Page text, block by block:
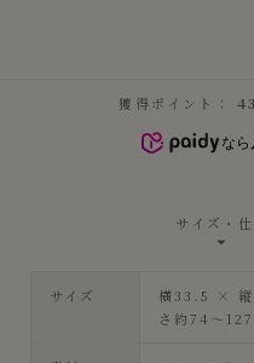
獲得ポイント：
なら
サイズ・
サイズ
横33.5 × 縦
さ約74～